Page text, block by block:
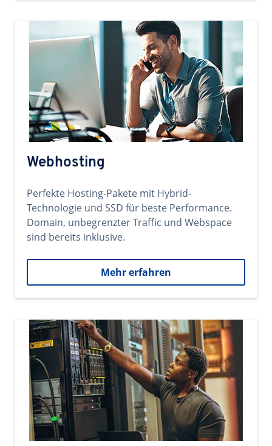
Webhosting
Perfekte Hosting-Pakete mit Hybrid-
Technologie und SSD für beste Performance.
Domain, unbegrenzter Traffic und Webspace
sind bereits inklusive.
Mehr erfahren